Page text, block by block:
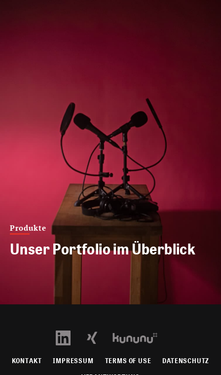
Produkte
Unser Portfolio im Überblick
KONTAKT IMPRESSUM TERMS OF USE DATENSCHUTZ